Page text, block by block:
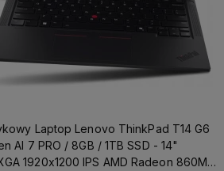
Laptop Lenovo ThinkPad T14 G6
AI 7 PRO / 8GB / 1TB SSD - 14"
1920x1200 IPS AMD Radeon 860M